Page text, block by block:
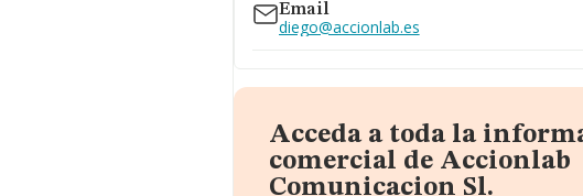
Email
diego@accionlab.es
Acceda a toda la
comercial de Accionlab
Comunicacion Sl.